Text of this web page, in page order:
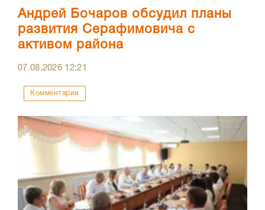
Андрей Бочаров обсудил планы
развития Серафимовича с
активом района
07.08.2026 12:21
Комментарии